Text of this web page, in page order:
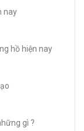
nay
hồ hiện nay
gì ?